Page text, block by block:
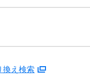
換え検索